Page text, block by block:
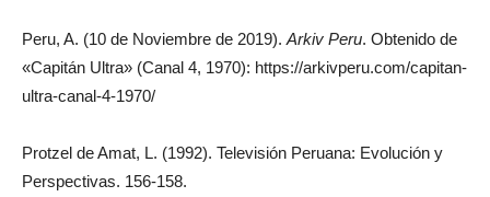
Peru, A. (10 de Noviembre de 2019). Arkiv Peru. Obtenido de
«Capitán Ultra» (Canal 4, 1970): https://arkivperu.com/capitan-
ultra-canal-4-1970/
Protzel de Amat, L. (1992). Televisión Peruana: Evolución y
Perspectivas. 156-158.